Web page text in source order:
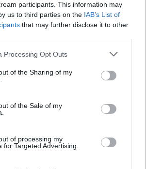
participants. This information may
us to third parties on the IAB’s List of
that may further disclose it to other
website/app uses one or more Google
or usage behaviour. You may click to
to Google and its third-party tags to
specified purposes in below Google
Processing Opt Outs
of the Sharing of my
of the Sale of my
of processing my
for Targeted Advertising.